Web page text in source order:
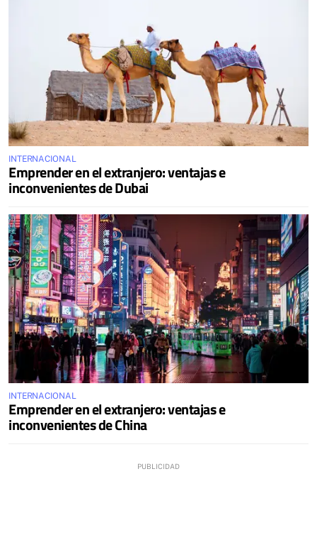
INTERNACIONAL
Emprender en el extranjero: ventajas e
inconvenientes de Dubai
INTERNACIONAL
Emprender en el extranjero: ventajas e
inconvenientes de China